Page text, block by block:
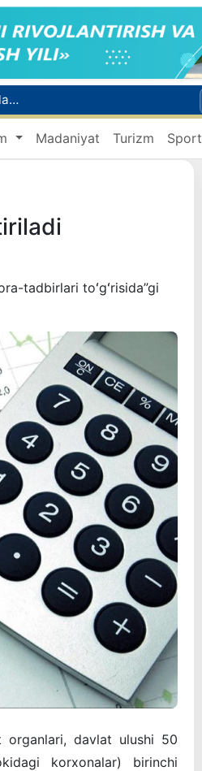
Toshkentda 4 kilogrammdan ortiq giyohvandlik vositalarining “zakladka” usulida tarqatilishiga chek qoʻyildi
Oʻqishini koʻchirish boʻyicha rad etilgan arizalarni 10 avgustga qadar tahrirlash mumkin
Madaniyat Turizm Sport
tadbirlari toʻgʻrisida”gi
organlari, davlat ulushi 50
korxonalar) birinchi